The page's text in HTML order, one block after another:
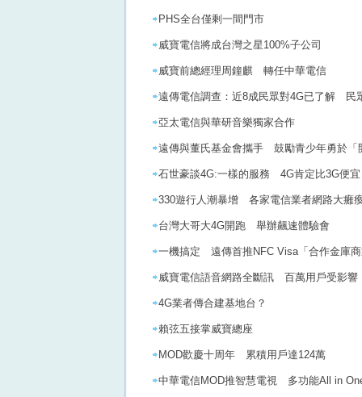
PHS全台僅剩一間門市
威寶電信將成台灣之星100%子公司
威寶前總經理周鐘麒 轉任中華電信
遠傳電信調查：近8成民眾對4G已了解 民
亞太電信與華研音樂獨家合作
遠傳與董氏基金會攜手 鼓勵青少年勇於「
石世豪談4G:一樣的服務 4G肯定比3G便宜
330遊行人潮暴增 各家電信業者網路大癱
台灣大哥大4G開跑 舉辦飆速體驗會
一機搞定 遠傳首推NFC Visa「合作金庫
威寶電信語音網路全斷訊 百萬用戶受影響
4G業者傳合建基地台？
賴弦五接掌威寶總座
MOD歡慶十周年 累積用戶達124萬
中華電信MOD推智慧電視 多功能All in